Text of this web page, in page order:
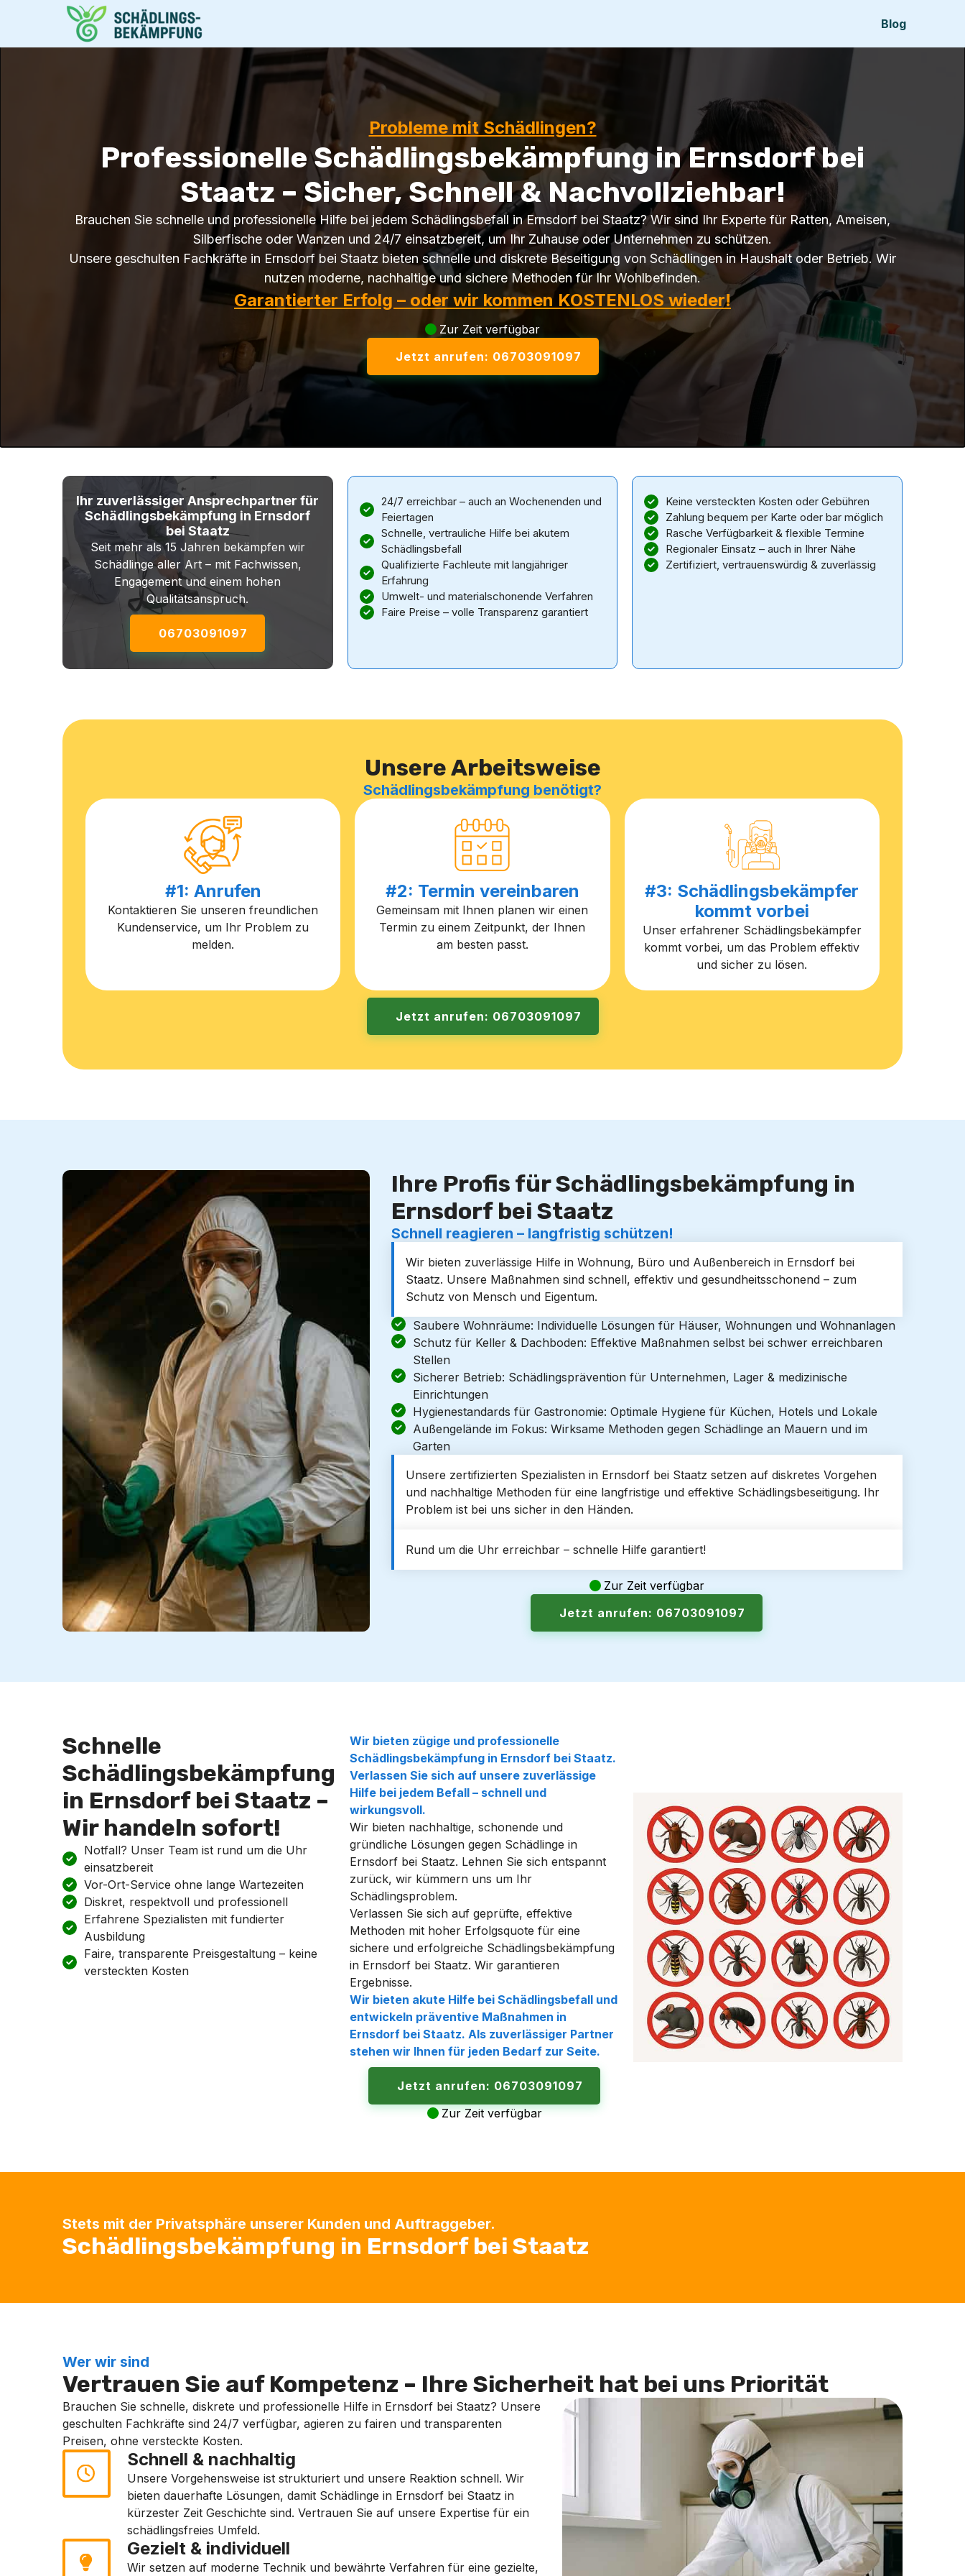
Blog
Probleme mit Schädlingen?
Professionelle Schädlingsbekämpfung in Ernsdorf bei
Staatz – Sicher, Schnell & Nachvollziehbar!
Brauchen Sie schnelle und professionelle Hilfe bei jedem Schädlingsbefall in Ernsdorf bei Staatz? Wir sind Ihr Experte für Ratten, Ameisen,
Silberfische oder Wanzen und 24/7 einsatzbereit, um Ihr Zuhause oder Unternehmen zu schützen.
Unsere geschulten Fachkräfte in Ernsdorf bei Staatz bieten schnelle und diskrete Beseitigung von Schädlingen in Haushalt oder Betrieb. Wir
nutzen moderne, nachhaltige und sichere Methoden für Ihr Wohlbefinden.
Garantierter Erfolg – oder wir kommen KOSTENLOS wieder!
Zur Zeit verfügbar
Jetzt anrufen: 06703091097
Ihr zuverlässiger Ansprechpartner für
Schädlingsbekämpfung in Ernsdorf
bei Staatz
Seit mehr als 15 Jahren bekämpfen wir
Schädlinge aller Art – mit Fachwissen,
Engagement und einem hohen
Qualitätsanspruch.
06703091097
24/7 erreichbar – auch an Wochenenden und
Feiertagen
Schnelle, vertrauliche Hilfe bei akutem
Schädlingsbefall
Qualifizierte Fachleute mit langjähriger
Erfahrung
Umwelt- und materialschonende Verfahren
Faire Preise – volle Transparenz garantiert
Keine versteckten Kosten oder Gebühren
Zahlung bequem per Karte oder bar möglich
Rasche Verfügbarkeit & flexible Termine
Regionaler Einsatz – auch in Ihrer Nähe
Zertifiziert, vertrauenswürdig & zuverlässig
Unsere Arbeitsweise
Schädlingsbekämpfung benötigt?
#1: Anrufen
Kontaktieren Sie unseren freundlichen
Kundenservice, um Ihr Problem zu
melden.
#2: Termin vereinbaren
Gemeinsam mit Ihnen planen wir einen
Termin zu einem Zeitpunkt, der Ihnen
am besten passt.
#3: Schädlingsbekämpfer
kommt vorbei
Unser erfahrener Schädlingsbekämpfer
kommt vorbei, um das Problem effektiv
und sicher zu lösen.
Jetzt anrufen: 06703091097
Ihre Profis für Schädlingsbekämpfung in
Ernsdorf bei Staatz
Schnell reagieren – langfristig schützen!
Wir bieten zuverlässige Hilfe in Wohnung, Büro und Außenbereich in Ernsdorf bei
Staatz. Unsere Maßnahmen sind schnell, effektiv und gesundheitsschonend – zum
Schutz von Mensch und Eigentum.
Saubere Wohnräume: Individuelle Lösungen für Häuser, Wohnungen und Wohnanlagen
Schutz für Keller & Dachboden: Effektive Maßnahmen selbst bei schwer erreichbaren
Stellen
Sicherer Betrieb: Schädlingsprävention für Unternehmen, Lager & medizinische
Einrichtungen
Hygienestandards für Gastronomie: Optimale Hygiene für Küchen, Hotels und Lokale
Außengelände im Fokus: Wirksame Methoden gegen Schädlinge an Mauern und im
Garten
Unsere zertifizierten Spezialisten in Ernsdorf bei Staatz setzen auf diskretes Vorgehen
und nachhaltige Methoden für eine langfristige und effektive Schädlingsbeseitigung. Ihr
Problem ist bei uns sicher in den Händen.
Rund um die Uhr erreichbar – schnelle Hilfe garantiert!
Zur Zeit verfügbar
Jetzt anrufen: 06703091097
Schnelle
Schädlingsbekämpfung
in Ernsdorf bei Staatz –
Wir handeln sofort!
Notfall? Unser Team ist rund um die Uhr
einsatzbereit
Vor-Ort-Service ohne lange Wartezeiten
Diskret, respektvoll und professionell
Erfahrene Spezialisten mit fundierter
Ausbildung
Faire, transparente Preisgestaltung – keine
versteckten Kosten
Wir bieten zügige und professionelle
Schädlingsbekämpfung in Ernsdorf bei Staatz.
Verlassen Sie sich auf unsere zuverlässige
Hilfe bei jedem Befall – schnell und
wirkungsvoll.
Wir bieten nachhaltige, schonende und
gründliche Lösungen gegen Schädlinge in
Ernsdorf bei Staatz. Lehnen Sie sich entspannt
zurück, wir kümmern uns um Ihr
Schädlingsproblem.
Verlassen Sie sich auf geprüfte, effektive
Methoden mit hoher Erfolgsquote für eine
sichere und erfolgreiche Schädlingsbekämpfung
in Ernsdorf bei Staatz. Wir garantieren
Ergebnisse.
Wir bieten akute Hilfe bei Schädlingsbefall und
entwickeln präventive Maßnahmen in
Ernsdorf bei Staatz. Als zuverlässiger Partner
stehen wir Ihnen für jeden Bedarf zur Seite.
Jetzt anrufen: 06703091097
Zur Zeit verfügbar
Stets mit der Privatsphäre unserer Kunden und Auftraggeber.
Schädlingsbekämpfung in Ernsdorf bei Staatz
Wer wir sind
Vertrauen Sie auf Kompetenz – Ihre Sicherheit hat bei uns Priorität
Brauchen Sie schnelle, diskrete und professionelle Hilfe in Ernsdorf bei Staatz? Unsere
geschulten Fachkräfte sind 24/7 verfügbar, agieren zu fairen und transparenten
Preisen, ohne versteckte Kosten.
Schnell & nachhaltig
Unsere Vorgehensweise ist strukturiert und unsere Reaktion schnell. Wir
bieten dauerhafte Lösungen, damit Schädlinge in Ernsdorf bei Staatz in
kürzester Zeit Geschichte sind. Vertrauen Sie auf unsere Expertise für ein
schädlingsfreies Umfeld.
Gezielt & individuell
Wir setzen auf moderne Technik und bewährte Verfahren für eine gezielte,